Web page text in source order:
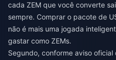
cada ZEM que você converte
sempre. Comprar o pacote de
não é mais uma jogada
gastar como ZEMs.
Segundo, conforme aviso